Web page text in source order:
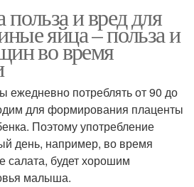
и вред для
яйца – польза и
во время
потреблять от 90 до
для формирования плаценты
Поэтому употребление
день, например, во время
салата, будет хорошим
малыша.